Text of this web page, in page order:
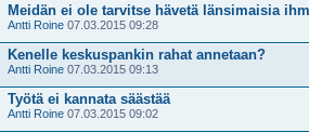
Meidän ei ole tarvitse hävetä länsimaisia
Antti Roine 07.03.2015 09:28
Kenelle keskuspankin rahat annetaan?
Antti Roine 07.03.2015 09:13
Työtä ei kannata säästää
Antti Roine 07.03.2015 09:02